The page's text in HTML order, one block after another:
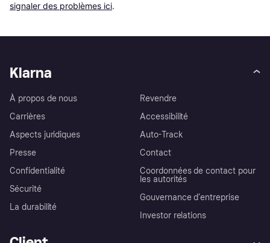
signaler des problèmes ici.
Klarna
À propos de nous
Carrières
Aspects juridiques
Presse
Confidentialité
Sécurité
La durabilité
Revendre
Accessibilité
Auto-Track
Contact
Coordonnées de contact pour
les autorités
Gouvernance d’entreprise
Investor relations